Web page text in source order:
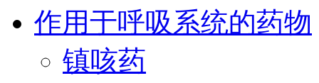
作用于呼吸系统的药物
镇咳药